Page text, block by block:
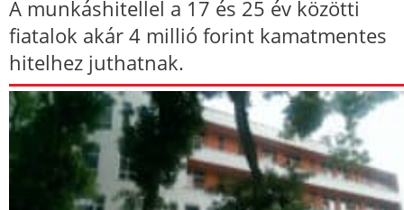
A munkáshitellel a 17 és 25 év közötti
fiatalok akár 4 millió forint kamatmentes
hitelhez juthatnak.